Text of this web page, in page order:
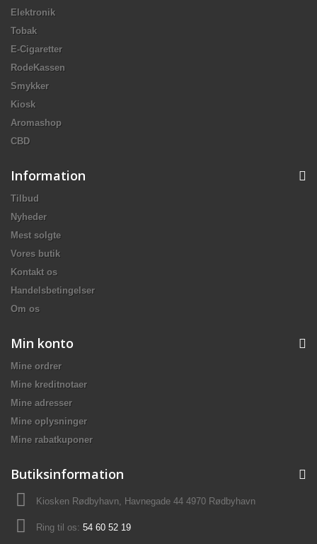
Elektronik
Tobak
E-Cigaretter
RodeKassen
Smykker
Kiosk
Aromashop
CBD
Information
Tilbud
Nyheder
Mest solgte
Vores butik
Kontakt os
Handelsbetingelser
Om os
Min konto
Mine ordrer
Mine kreditnotaer
Mine adresser
Mine oplysninger
Mine rabatkuponer
Butiksinformation
Kiosken Rødbyhavn, Havnegade 44 4970 Rødbyhavn
Ring til os: 54 60 52 19